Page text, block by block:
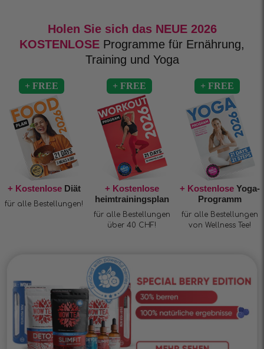
Holen Sie sich das NEUE 2026
KOSTENLOSE Programme für Ernährung,
Training und Yoga
+ Kostenlose Diät
für alle Bestellungen!
+ Kostenlose
heimtrainingsplan
für alle Bestellungen
über 40 CHF!
+ KostenloseYoga-
Programm
für alle Bestellungen
von Wellness Tee!